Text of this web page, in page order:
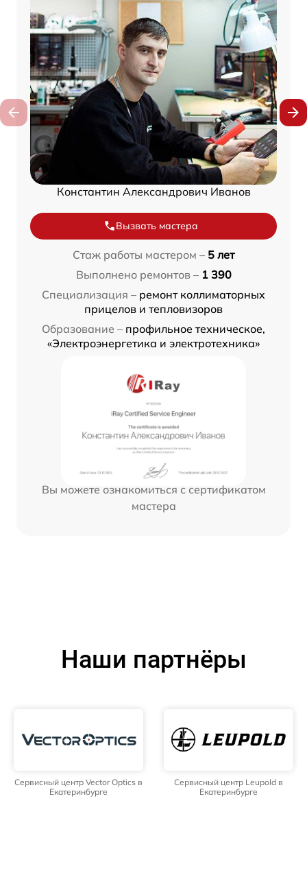
Константин Александрович Иванов
Вызвать мастера
Стаж работы мастером – 5 лет
Выполнено ремонтов – 1 390
Специализация – ремонт коллиматорных
прицелов и тепловизоров
Образование – профильное техническое,
«Электроэнергетика и электротехника»
Вы можете ознакомиться с сертификатом
мастера
Наши партнёры
Сервисный центр Vector Optics в
Екатеринбурге
Сервисный центр Leupold в
Екатеринбурге